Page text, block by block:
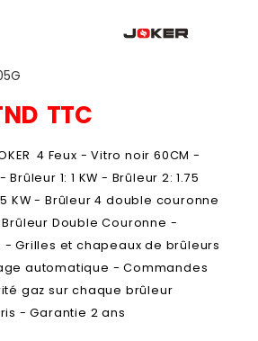
TTC
4 Feux - Vitro noir 60CM -
1: 1 KW - Brûleur 2: 1.75
KW - Brûleur 4 double couronne
Brûleur Double Couronne -
- Grilles et chapeaux de brûleurs
automatique - Commandes
gaz sur chaque brûleur
- Garantie 2 ans